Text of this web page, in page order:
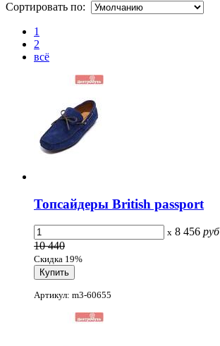
Сортировать по:
1
2
всё
Топсайдеры British passport
x 8 456 руб
10 440
Скидка 19%
Артикул: m3-60655